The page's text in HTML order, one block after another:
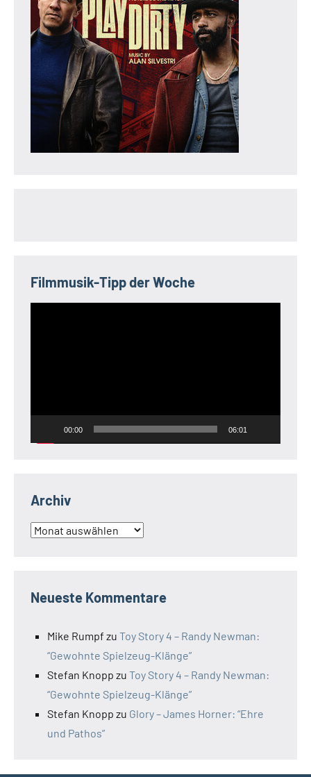
Filmmusik-Tipp der Woche
00:00 06:01
Archiv
Archiv
Neueste Kommentare
Mike Rumpf zu Toy Story 4 – Randy Newman:
“Gewohnte Spielzeug-Klänge”
Stefan Knopp zu Toy Story 4 – Randy Newman:
“Gewohnte Spielzeug-Klänge”
Stefan Knopp zu Glory – James Horner: “Ehre
und Pathos”